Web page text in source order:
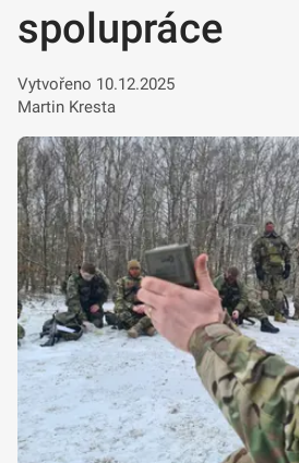
spolupráce
Vytvořeno 10.12.2025
Martin Kresta